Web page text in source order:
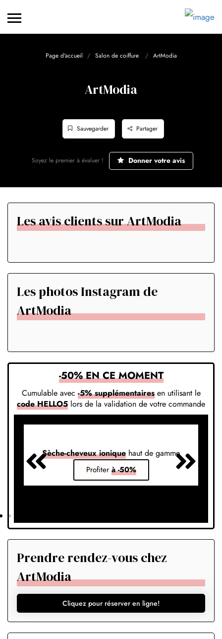
Page d'accueil Salon de coiffure ArtModia
ArtModia
Sauvegarder Partager
Soyez le premier à évaluer ! Donner votre avis
Les avis clients sur ArtModia
Les photos Instagram de
ArtModia
-50% EN CE MOMENT
Cumulable avec -5% supplémentairesen utilisant le
code HELLO5 lors de la validation de votre commande
Sèche-cheveux ionique haut de gamme
Profiter à -50%
Prendre rendez-vous chez
ArtModia
Cliquez pour réserver en ligne!